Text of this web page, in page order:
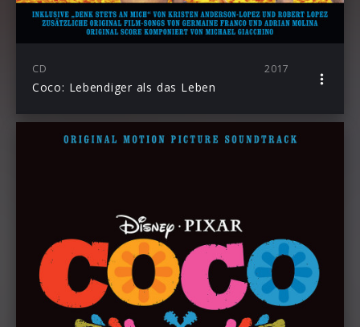
CD 2017
Coco: Lebendiger als das Leben